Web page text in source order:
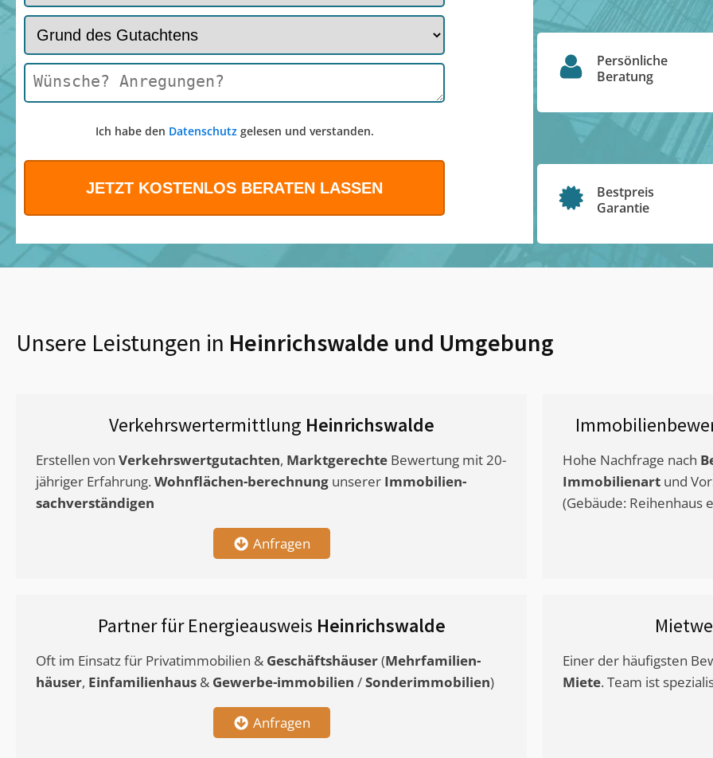
Ich habe den Datenschutzgelesen und verstanden.
Persönliche
Beratung
Bestpreis
Garantie
Unsere Leistungen in Heinrichswalde und Umgebung
Verkehrswertermittlung Heinrichswalde
Erstellen von Verkehrswertgutachten, Marktgerechte Bewertung mit 20-
jähriger Erfahrung. Wohnflächen-berechnung unserer Immobilien-
sachverständigen
Anfragen
Hohe Nachfrage nach
Immobilienart und
(Gebäude: Reihenhaus
Partner für Energieausweis Heinrichswalde
Oft im Einsatz für Privatimmobilien & Geschäftshäuser(Mehrfamilien-
häuser, Einfamilienhaus & Gewerbe-immobilien /Sonderimmobilien)
Anfragen
Einer der häufigsten
Miete. Team ist